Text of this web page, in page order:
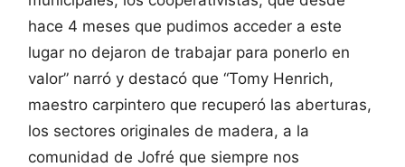
hace 4 meses que pudimos acceder a este
lugar no dejaron de trabajar para ponerlo en
valor” narró y destacó que “Tomy Henrich,
maestro carpintero que recuperó las aberturas,
los sectores originales de madera, a la
comunidad de Jofré que siempre nos